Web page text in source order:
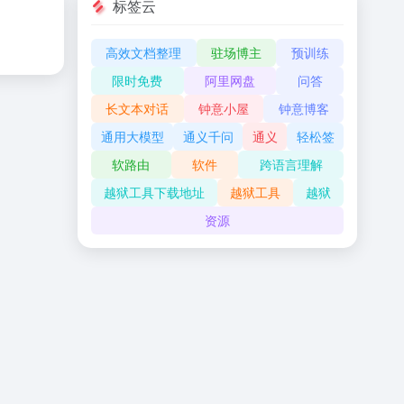
标签云
高效文档整理 驻场博主
预训练
限时免费
阿里网盘
问答
长文本对话
钟意小屋
钟意博客
通用大模型
通义千问 通义
轻松签
软路由
软件
跨语言理解
越狱工具下载地址
越狱工具
越狱
资源